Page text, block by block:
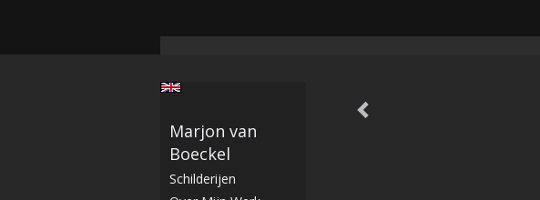
Marjon van
Boeckel
Schilderijen